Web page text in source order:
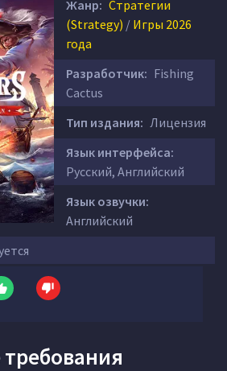
Жанр: Стратегии
(Strategy) / Игры 2026
года
Разработчик: Fishing
Cactus
Тип издания: Лицензия
Язык интерфейса:
Русский, Английский
Язык озвучки:
Английский